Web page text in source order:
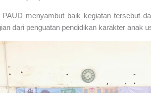
menyambut baik kegiatan tersebut
dari penguatan pendidikan karakter anak